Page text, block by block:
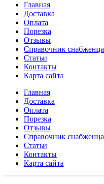
Главная
Доставка
Оплата
Порезка
Отзывы
Справочник снабженца
Статьи
Контакты
Карта сайта
Главная
Доставка
Оплата
Порезка
Отзывы
Справочник снабженца
Статьи
Контакты
Карта сайта